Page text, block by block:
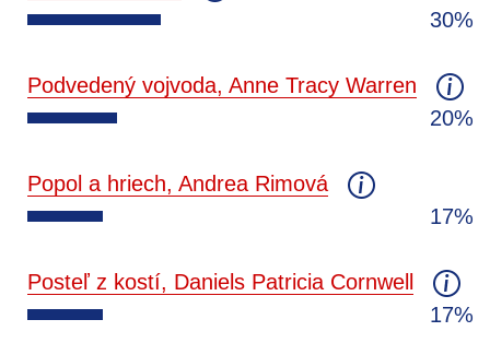
30%
Podvedený vojvoda, Anne Tracy Warren
20%
Popol a hriech, Andrea Rimová
17%
Posteľ z kostí, Daniels Patricia Cornwell
17%